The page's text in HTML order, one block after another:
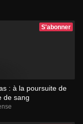
S'abonner
: à la poursuite de
de sang